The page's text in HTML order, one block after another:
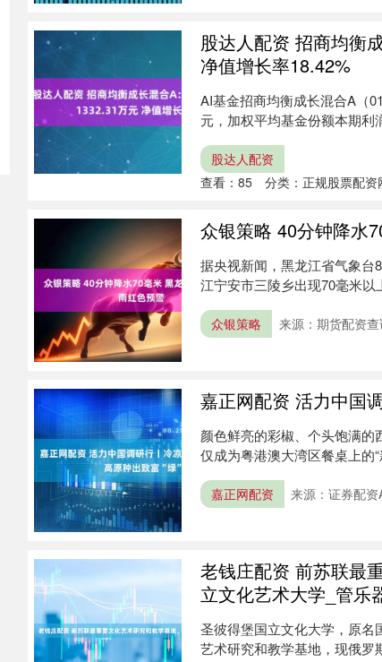
股达人配资 招商均衡
净值增长率18.42%
AI基金招商均衡成长混合A（
元，加权平均基金份额本期利
股达人配资
查看： 85 分类： 正规股票配资
众银策略 40分钟降水
据央视新闻，黑龙江省气象台
江宁安市三陵乡出现70毫米
众银策略 来源：期货配资查
嘉正网配资 活力中国
颜色鲜亮的彩椒、个头饱满
仅成为粤港澳大湾区餐桌上的
嘉正网配资 来源：证券配资
老钱庄配资 前苏联最
立文化艺术大学_管乐
圣彼得堡国立文化大学，原名
艺术研究和教学基地，现俄